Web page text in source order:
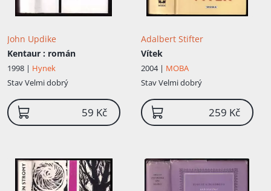
John Updike
Kentaur : román
1998 | Hynek
StavVelmi dobrý
59 Kč
Adalbert Stifter
Vítek
2004 | MOBA
StavVelmi dobrý
259 Kč